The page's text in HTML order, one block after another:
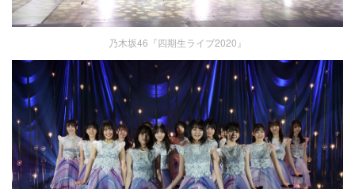
乃木坂46『四期生ライブ2020』